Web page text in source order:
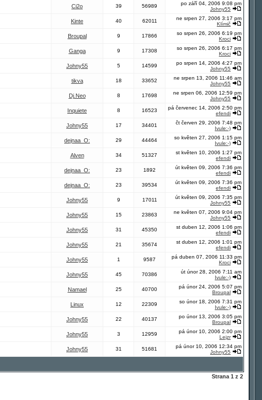
Ci2o 39 56989
po září 04, 2006 9:08 pm
Johny55
Kinte 40 62011
ne srpen 27, 2006 3:17 pm
Klímič
Broupal 9 17866
so srpen 26, 2006 6:19 pm
Kroci
Ganga 9 17308
so srpen 26, 2006 6:17 pm
Kroci
Johny55 5 14599
po srpen 14, 2006 4:27 pm
Johny55
tikva 18 33652
ne srpen 13, 2006 11:46 am
Johny55
Dj.Neo 8 17698
ne srpen 06, 2006 12:59 pm
Johny55
Inquiete 8 16523
pá červenec 14, 2006 2:50 pm
efendi
Johny55 17 34401
čt červen 29, 2006 7:48 pm
Ivule:-)
dejnaa_O: 29 44464
so květen 27, 2006 1:15 pm
Ivule:-)
Alven 34 51327
st květen 10, 2006 1:27 pm
efendi
dejnaa_O: 23 1892
út květen 09, 2006 7:36 pm
efendi
dejnaa_O: 23 39534
út květen 09, 2006 7:36 pm
efendi
Johny55 9 17011
út květen 09, 2006 7:35 pm
Johny55
Johny55 15 23863
ne květen 07, 2006 9:04 pm
Johny55
Johny55 31 45350
st duben 12, 2006 1:06 pm
efendi
Johny55 21 35674
st duben 12, 2006 1:01 pm
efendi
Johny55 1 9587
pá duben 07, 2006 11:33 pm
Kroci
Johny55 45 70386
út únor 28, 2006 7:11 am
Ivule:-)
Namael 25 40700
pá únor 24, 2006 5:07 pm
Broupal
Linux 12 22309
so únor 18, 2006 7:31 pm
Ivule:-)
Johny55 22 40137
po únor 13, 2006 3:05 pm
Broupal
Johny55 3 12959
pá únor 10, 2006 2:00 pm
Lejzr
Johny55 31 51681
pá únor 10, 2006 12:34 pm
Johny55
Strana 1 z 2